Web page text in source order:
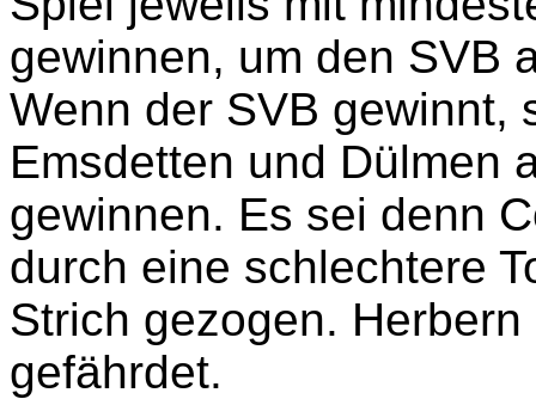
gewinnen, um den SVB
Wenn der SVB gewinnt,
Emsdetten und Dülmen
gewinnen. Es sei denn
durch eine schlechtere
Strich gezogen.
gefährdet.